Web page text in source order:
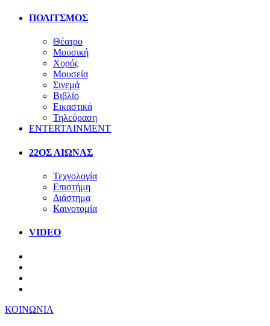
ΠΟΛΙΤΣΜΟΣ
Θέατρο
Μουσική
Χορός
Μουσεία
Σινεμά
Βιβλίο
Εικαστικά
Τηλεόραση
ENTERTAINMENT
22ΟΣ ΑΙΩΝΑΣ
Τεχνολογία
Επιστήμη
Διάστημα
Καινοτομία
VIDEO
ΚΟΙΝΩΝΙΑ